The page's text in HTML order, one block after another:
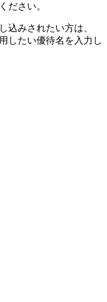
ださい。
込みされたい方は、
したい優待名を入力し